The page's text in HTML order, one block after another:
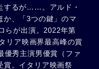
するが……。アルド・
か、「3つの鍵」のマ
らが出演。2022年第
リア映画界最高峰の賞
優秀主演男優賞（ファ
賞。イタリア映画祭